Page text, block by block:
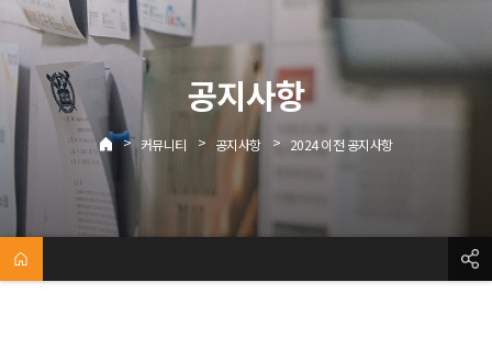
공지사항
> 커뮤니티 > 공지사항 > 2024 이전 공지사항